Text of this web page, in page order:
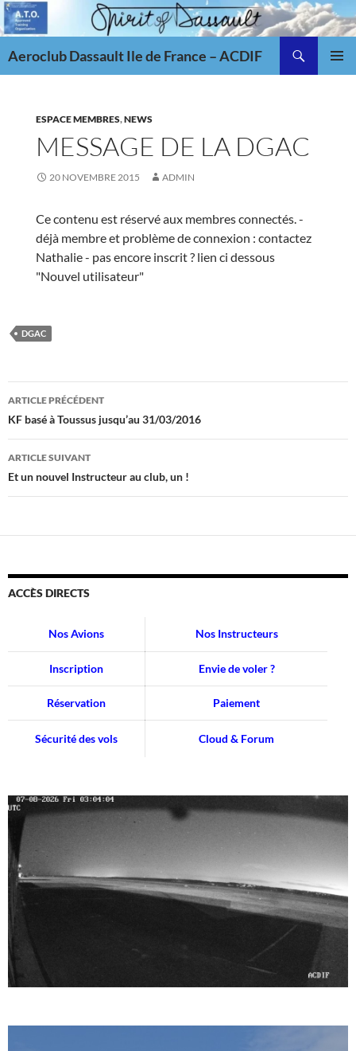
Aller
au
Aeroclub Dassault Ile de France – ACDIF
ESPACE MEMBRES,NEWS
MESSAGE DE LA DGAC
20 NOVEMBRE 2015 ADMIN
Ce contenu est réservé aux membres connectés. -
déjà membre et problème de connexion : contactez
Nathalie - pas encore inscrit ? lien ci dessous
"Nouvel utilisateur"
DGAC
Navigation
des
articles
ARTICLE PRÉCÉDENT
KF basé à Toussus jusqu’au 31/03/2016
ARTICLE SUIVANT
Et un nouvel Instructeur au club, un !
ACCÈS DIRECTS
Nos Avions Nos Instructeurs
Inscription Envie de voler ?
Réservation Paiement
Sécurité des vols Cloud & Forum